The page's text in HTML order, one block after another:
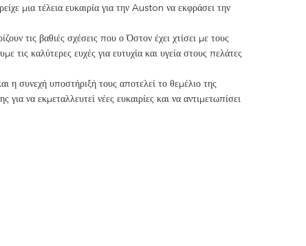
μια τέλεια ευκαιρία για την Auston να εκφράσει την
τις βαθιές σχέσεις που ο Όστον έχει χτίσει με τους
τις καλύτερες ευχές για ευτυχία και υγεία στους πελάτες
η συνεχή υποστήριξή τους αποτελεί το θεμέλιο της
να εκμεταλλευτεί νέες ευκαιρίες και να αντιμετωπίσει